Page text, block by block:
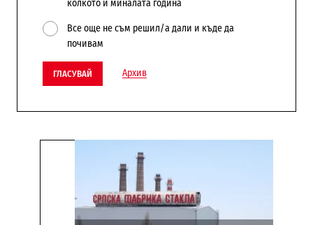
колкото и миналата година
Все още не съм решил/а дали и къде да
почивам
ГЛАСУВАЙ Архив